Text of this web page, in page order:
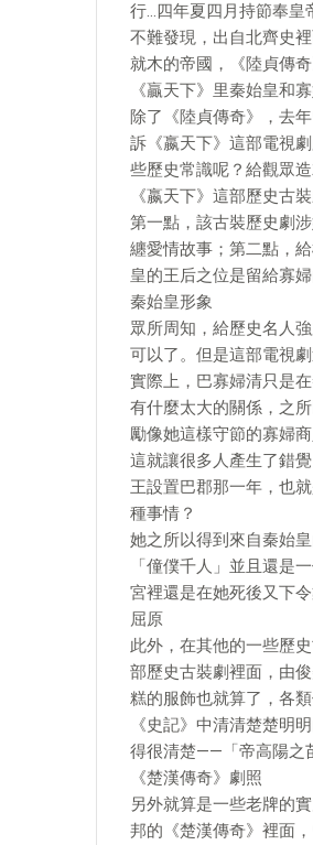
行…四年夏四月持節奉皇
不難發現，出自北齊史
就木的帝國，《陸貞傳
《贏天下》里秦始皇和
除了《陸貞傳奇》，去
訴《嬴天下》這部電視
些歷史常識呢？給觀眾
《嬴天下》這部歷史古
第一點，該古裝歷史劇
纏愛情故事；第二點，
皇的王后之位是留給寡婦
秦始皇形象
眾所周知，給歷史名人
可以了。但是這部電視
實際上，巴寡婦清只是
有什麼太大的關係，之
勵像她這樣守節的寡婦
這就讓很多人產生了錯
王設置巴郡那一年，也
種事情？
她之所以得到來自秦始
「僮僕千人」並且還是
宮裡還是在她死後又下
屈原
此外，在其他的一些歷
部歷史古裝劇裡面，由
糕的服飾也就算了，各
《史記》中清清楚楚明
得很清楚——「帝高陽之
《楚漢傳奇》劇照
另外就算是一些老牌的
邦的《楚漢傳奇》裡面